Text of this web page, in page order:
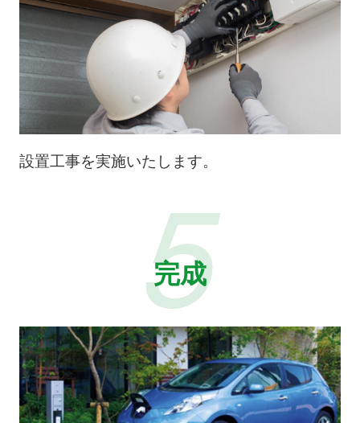
設置工事を実施いたします。
5
完成